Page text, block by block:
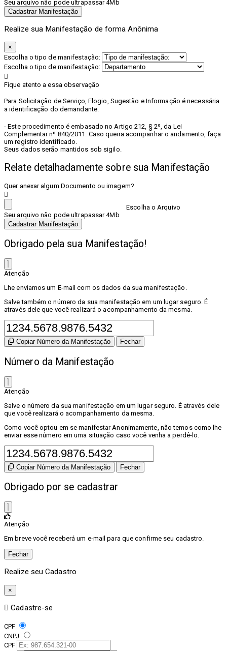
Seu arquivo não pode ultrapassar 4Mb
Cadastrar Manifestação
Realize sua Manifestação de forma Anônima
×
Escolha o tipo de manifestação:
Escolha o tipo de manifestação:
Fique atento a essa observação
Para Solicitação de Serviço, Elogio, Sugestão e Informação é necessária
a identificação do demandante.
- Este procedimento é embasado no Artigo 212, § 2º, da Lei
Complementar nº 840/2011. Caso queira acompanhar o andamento, faça
um registro identificado.
Seus dados serão mantidos sob sigilo.
Relate detalhadamente sobre sua Manifestação
Quer anexar algum Documento ou imagem?
Escolha o Arquivo
Seu arquivo não pode ultrapassar 4Mb
Cadastrar Manifestação
Obrigado pela sua Manifestação!
Atenção
Lhe enviamos um E-mail com os dados da sua manifestação.
Salve também o número da sua manifestação em um lugar seguro. É
através dele que você realizará o acompanhamento da mesma.
Copiar Número da Manifestação Fechar
Número da Manifestação
Atenção
Salve o número da sua manifestação em um lugar seguro. É através dele
que você realizará o acompanhamento da mesma.
Como você optou em se manifestar Anonimamente, não temos como lhe
enviar esse número em uma situação caso você venha a perdê-lo.
Copiar Número da Manifestação Fechar
Obrigado por se cadastrar
Atenção
Em breve você receberá um e-mail para que confirme seu cadastro.
Fechar
Realize seu Cadastro
×
Cadastre-se
CPF
CNPJ
CPF